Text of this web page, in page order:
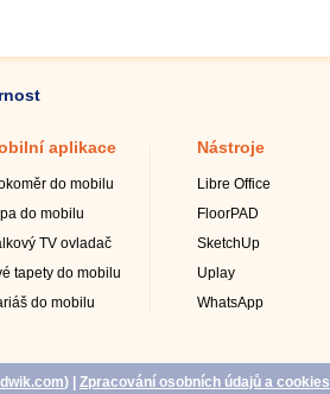
aplikace
do mobilu
do mobilu
TV ovladač
tapety do mobilu
do mobilu
Nástroje
Libre Office
FloorPAD
SketchUp
Uplay
WhatsApp
) Zpracování osobních údajů a cookies